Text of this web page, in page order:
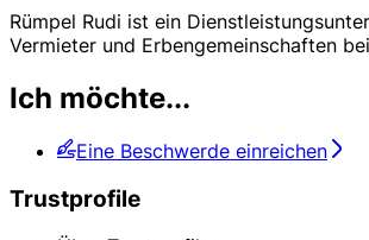
Rümpel Rudi ist ein
Vermieter und Erbengemeinschaften
Ich möchte...
Eine Beschwerde einreichen
Trustprofile